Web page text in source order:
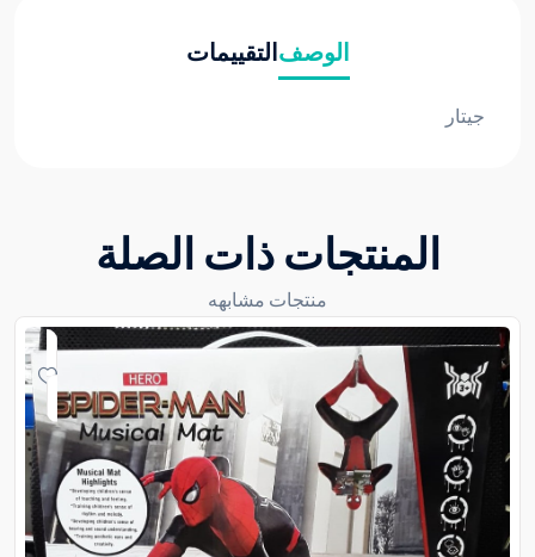
الوصفالتقييمات
جيتار
المنتجات ذات الصلة
منتجات مشابهه